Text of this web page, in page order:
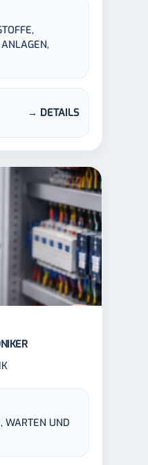
→ DETAILS
WARTEN UND